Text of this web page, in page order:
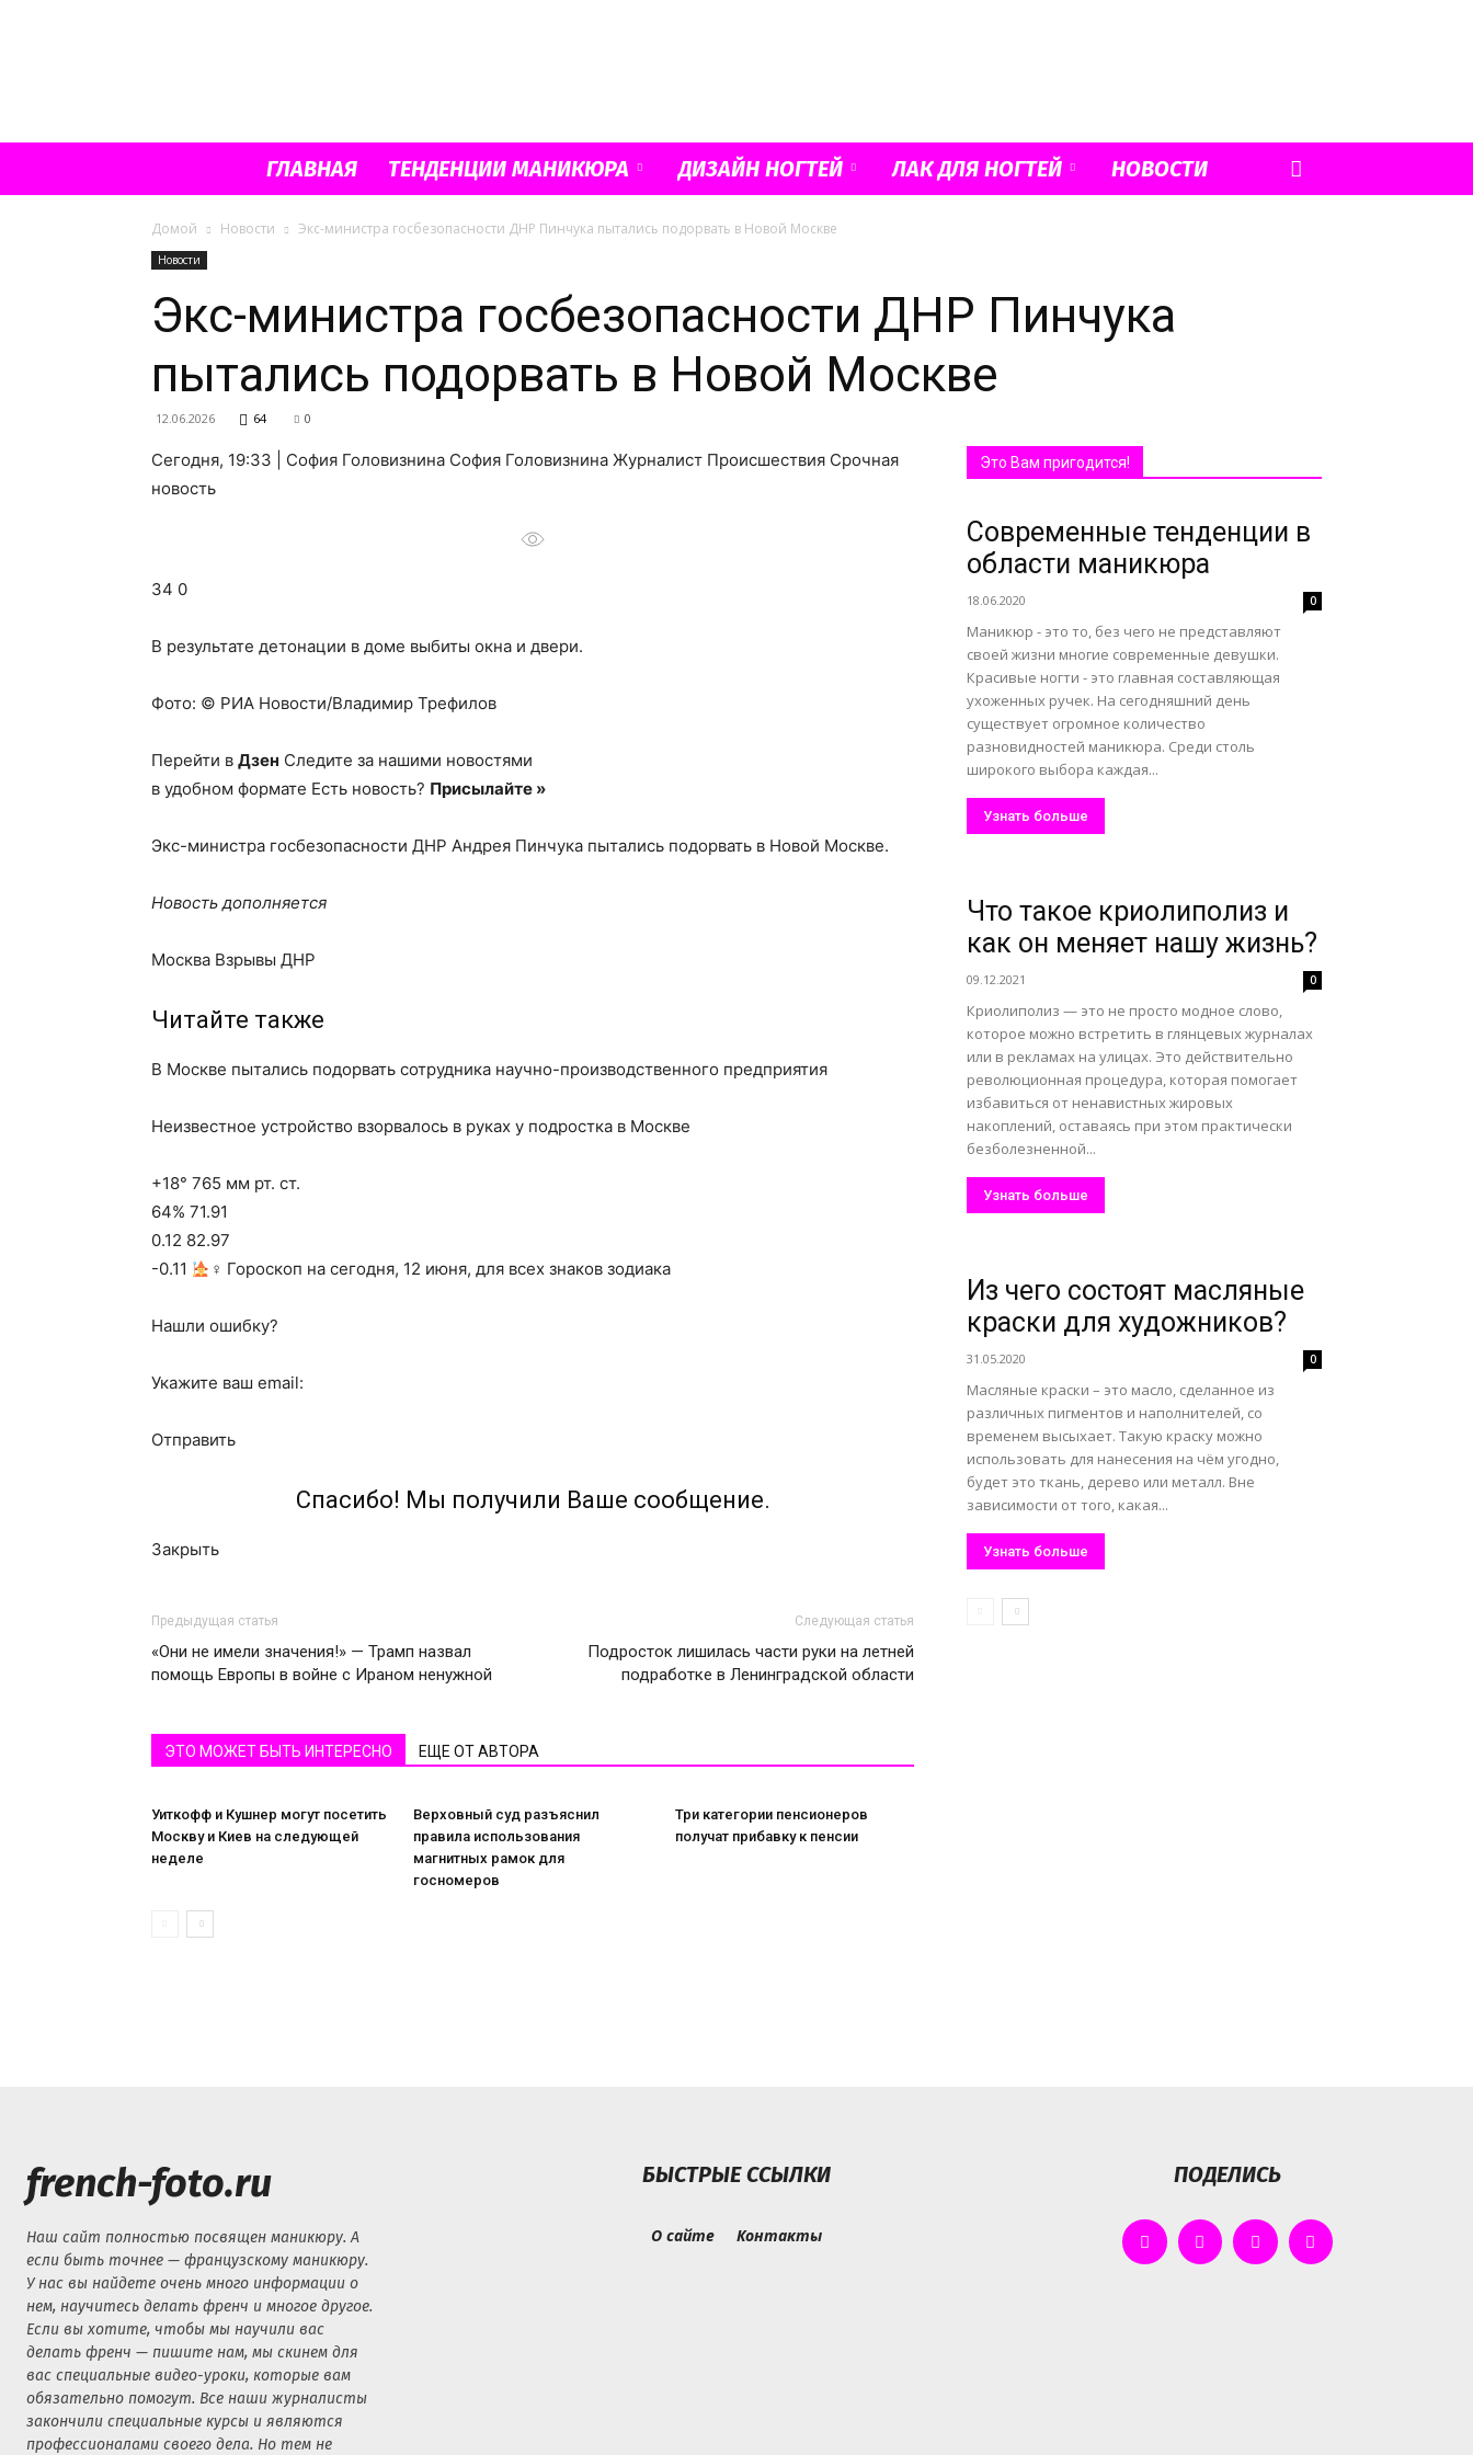
Французский
нем
ГЛАВНАЯ ТЕНДЕНЦИИ МАНИКЮРА ДИЗАЙН НОГТЕЙ ЛАК ДЛЯ НОГТЕЙ НОВОСТИ
Домой Новости Экс-министра госбезопасности ДНР Пинчука пытались подорвать в Новой Москве
Новости
Экс-министра госбезопасности ДНР Пинчука
пытались подорвать в Новой Москве
12.06.2026 64 0
Сегодня, 19:33 | София Головизнина София Головизнина Журналист Происшествия Срочная
новость
34 0
В результате детонации в доме выбиты окна и двери.
Фото: © РИА Новости/Владимир Трефилов
Перейти в Дзен Следите за нашими новостями
в удобном формате Есть новость? Присылайте »
Экс-министра госбезопасности ДНР Андрея Пинчука пытались подорвать в Новой Москве.
Новость дополняется
Москва Взрывы ДНР
Читайте также
В Москве пытались подорвать сотрудника научно-производственного предприятия
Неизвестное устройство взорвалось в руках у подростка в Москве
+18° 765 мм рт. ст.
64% 71.91
0.12 82.97
-0.11
‍♀ Гороскоп на сегодня, 12 июня, для всех знаков зодиака
Нашли ошибку?
Укажите ваш email:
Отправить
Спасибо! Мы получили Ваше сообщение.
Закрыть
Предыдущая статья
«Они не имели значения!» — Трамп назвал
помощь Европы в войне с Ираном ненужной
Следующая статья
Подросток лишилась части руки на летней
подработке в Ленинградской области
ЭТО МОЖЕТ БЫТЬ ИНТЕРЕСНО ЕЩЕ ОТ АВТОРА
Уиткофф и Кушнер могут посетить
Москву и Киев на следующей
неделе
Верховный суд разъяснил
правила использования
магнитных рамок для
госномеров
Три категории пенсионеров
получат прибавку к пенсии
Это Вам пригодится!
Современные тенденции в
области маникюра
18.06.2020 0
Маникюр - это то, без чего не представляют
своей жизни многие современные девушки.
Красивые ногти - это главная составляющая
ухоженных ручек. На сегодняшний день
существует огромное количество
разновидностей маникюра. Среди столь
широкого выбора каждая...
Узнать больше
Что такое криолиполиз и
как он меняет нашу жизнь?
09.12.2021 0
Криолиполиз — это не просто модное слово,
которое можно встретить в глянцевых журналах
или в рекламах на улицах. Это действительно
революционная процедура, которая помогает
избавиться от ненавистных жировых
накоплений, оставаясь при этом практически
безболезненной...
Узнать больше
Из чего состоят масляные
краски для художников?
31.05.2020 0
Масляные краски – это масло, сделанное из
различных пигментов и наполнителей, со
временем высыхает. Такую краску можно
использовать для нанесения на чём угодно,
будет это ткань, дерево или металл. Вне
зависимости от того, какая...
Узнать больше
french-foto.ru
Наш сайт полностью посвящен маникюру. А
если быть точнее — французскому маникюру.
У нас вы найдете очень много информации о
нем, научитесь делать френч и многое другое.
Если вы хотите, чтобы мы научили вас
делать френч — пишите нам, мы скинем для
вас специальные видео-уроки, которые вам
обязательно помогут. Все наши журналисты
закончили специальные курсы и являются
профессионалами своего дела. Но тем не
БЫСТРЫЕ ССЫЛКИ
О сайте Контакты
ПОДЕЛИСЬ